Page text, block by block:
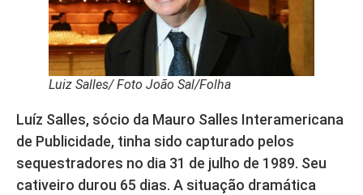
Luiz Salles/ Foto João Sal/Folha
Luíz Salles, sócio da Mauro Salles Interamericana
de Publicidade, tinha sido capturado pelos
sequestradores no dia 31 de julho de 1989. Seu
cativeiro durou 65 dias. A situação dramática